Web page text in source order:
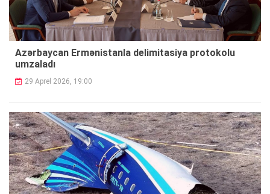
Azərbaycan Ermənistanla delimitasiya protokolu
umzaladı
29 Aprel 2026, 19:00